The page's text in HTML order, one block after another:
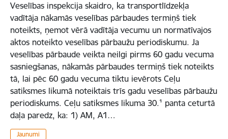
Veselības inspekcija skaidro, ka transportlīdzekļa
vadītāja nākamās veselības pārbaudes termiņš tiek
noteikts, ņemot vērā vadītāja vecumu un normatīvajos
aktos noteikto veselības pārbaužu periodiskumu. Ja
veselības pārbaude veikta neilgi pirms 60 gadu vecuma
sasniegšanas, nākamās pārbaudes termiņš tiek noteikts
tā, lai pēc 60 gadu vecuma tiktu ievērots Ceļu
satiksmes likumā noteiktais trīs gadu veselības pārbaužu
periodiskums. Ceļu satiksmes likuma 30.¹ panta ceturtā
daļa paredz, ka: 1) AM, A1…
Jaunumi